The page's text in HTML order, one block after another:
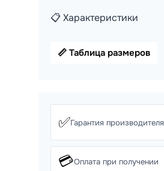
📋 Характеристики
📏 Таблица размеров
✅Гарантия производителя
💳Оплата при получении